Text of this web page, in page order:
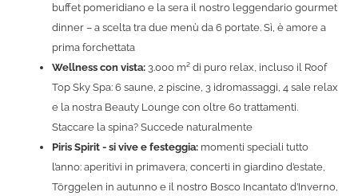
buffet pomeridiano e la sera il nostro leggendario gourmet
dinner – a scelta tra due menù da 6 portate. Sì, è amore a
prima forchettata
Wellness con vista: 3.000 m² di puro relax, incluso il Roof
Top Sky Spa: 6 saune, 2 piscine, 3 idromassaggi, 4 sale relax
e la nostra Beauty Lounge con oltre 60 trattamenti.
Staccare la spina? Succede naturalmente
Piris Spirit - si vive e festeggia: momenti speciali tutto
l’anno: aperitivi in primavera, concerti in giardino d’estate,
Törggelen in autunno e il nostro Bosco Incantato d’Inverno,